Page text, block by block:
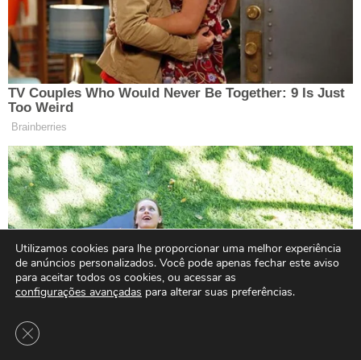
Utilizamos cookies para lhe proporcionar uma melhor experiência
de anúncios personalizados. Você pode apenas fechar este aviso
para aceitar todos os cookies, ou acessar as
configurações avançadas para alterar suas preferências.
Close GDPR Cookie Banner